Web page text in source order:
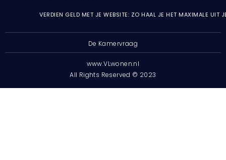
VERDIEN GELD MET JE WEBSITE: ZO HAAL JE HET MAXIMALE UIT
De Kamervraag
www.VLwonen.nl
All Rights Reserved © 2023